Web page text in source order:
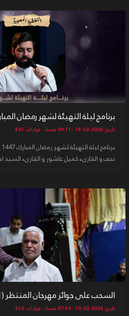
برنامج ليلة التهيئة لشهر رمضان المبارك 1447
تاريخ: 2026-02-18 - 09:11 مساءً - قراءات: 541
نجف و القارىء كميل عاشور و القارىء
السحب على جوائز مهرجان المنتظر (21) ...
تاريخ: 2026-02-10 - 07:54 مساءً - قراءات: 612